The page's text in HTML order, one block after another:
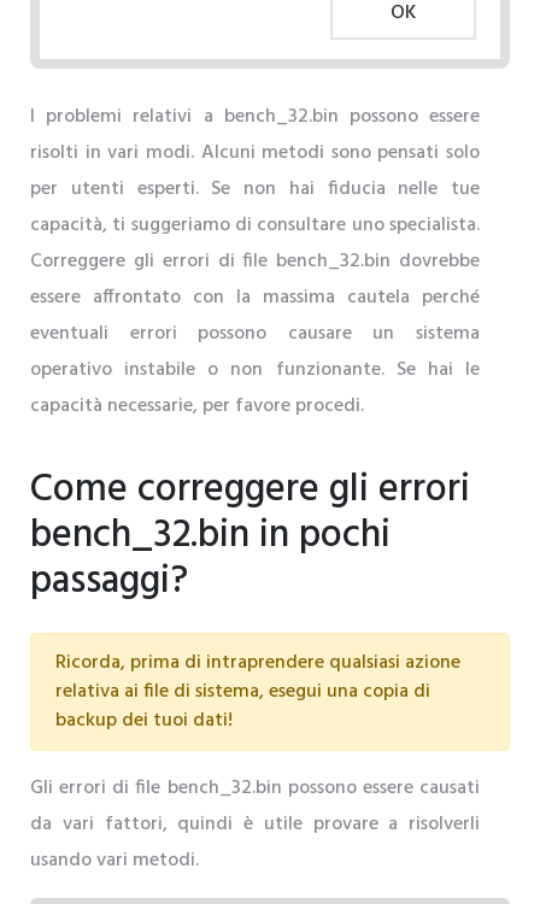
OK
I problemi relativi a bench_32.bin possono essere
risolti in vari modi. Alcuni metodi sono pensati solo
per utenti esperti. Se non hai fiducia nelle tue
capacità, ti suggeriamo di consultare uno specialista.
Correggere gli errori di file bench_32.bin dovrebbe
essere affrontato con la massima cautela perché
eventuali errori possono causare un sistema
operativo instabile o non funzionante. Se hai le
capacità necessarie, per favore procedi.
Come correggere gli errori
bench_32.bin in pochi
passaggi?
Ricorda, prima di intraprendere qualsiasi azione
relativa ai file di sistema, esegui una copia di
backup dei tuoi dati!
Gli errori di file bench_32.bin possono essere causati
da vari fattori, quindi è utile provare a risolverli
usando vari metodi.